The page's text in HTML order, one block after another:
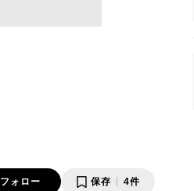
フォロー 保存 4件